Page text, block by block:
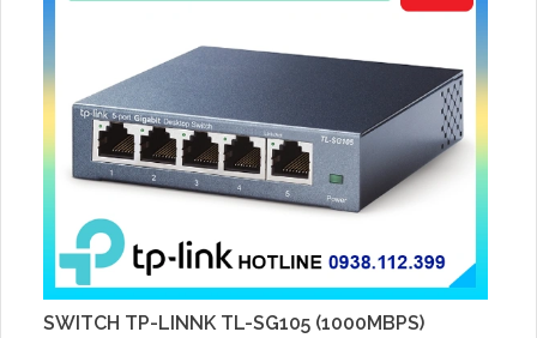
SWITCH TP-LINNK TL-SG105 (1000MBPS)